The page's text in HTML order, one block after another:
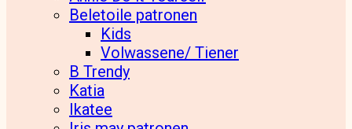
Beletoile patronen
Kids
Volwassene/ Tiener
B Trendy
Katia
Ikatee